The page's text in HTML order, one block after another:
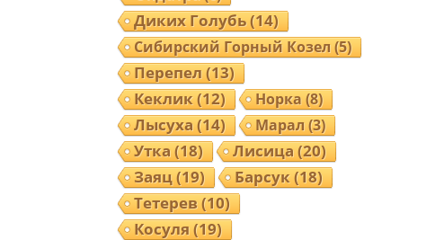
Диких Голубь(14)
Сибирский Горный Козел(5)
Перепел(13)
Кеклик(12) Норка(8)
Лысуха(14) Марал(3)
Утка(18) Лисица(20)
Заяц(19) Барсук(18)
Тетерев(10)
Косуля(19)